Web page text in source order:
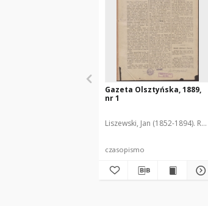
Gazeta Olsztyńska, 1889,
nr 1
Liszewski, Jan (1852-1894). Red.
czasopismo